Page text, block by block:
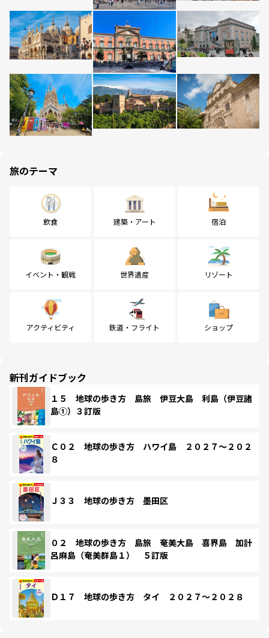
旅のテーマ
飲食 建築・アート 宿泊
イベント・観戦 世界遺産 リゾート
アクティビティ 鉄道・フライト ショップ
新刊ガイドブック
１５ 地球の歩き方 島旅 伊豆大島 利島（伊豆諸
島①）３訂版
Ｃ０２ 地球の歩き方 ハワイ島 ２０２７～２０２
８
Ｊ３３ 地球の歩き方 墨田区
０２ 地球の歩き方 島旅 奄美大島 喜界島 加計
呂麻島（奄美群島１） ５訂版
Ｄ１７ 地球の歩き方 タイ ２０２７～２０２８